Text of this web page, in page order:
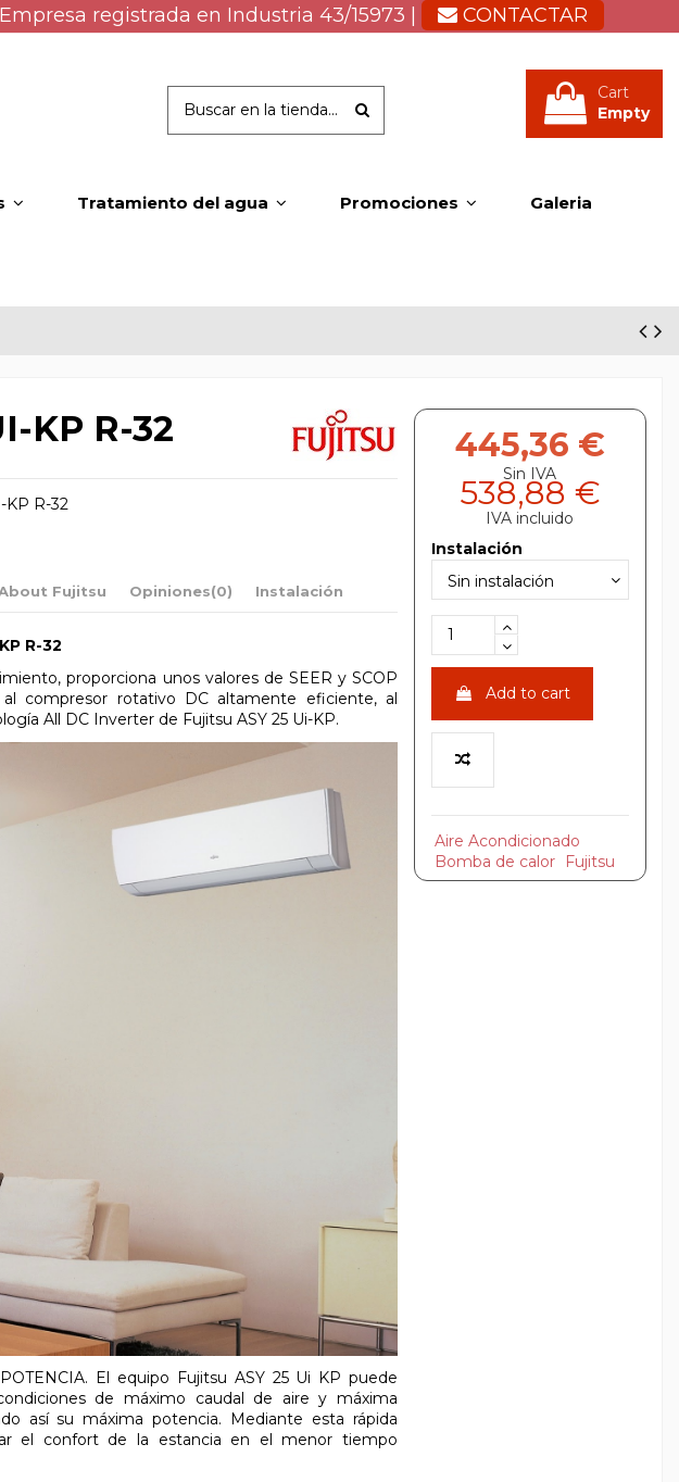
registrada en Industria 43/15973 | CONTACTAR
Cart
Empty
Tratamiento del agua Promociones Galeria
KP R-32
KP R-32
Fujitsu Opiniones(0) Instalación
R-32
proporciona unos valores de SEER y SCOP
al compresor rotativo DC altamente eficiente, al
All DC Inverter de Fujitsu ASY 25 Ui-KP.
El equipo Fujitsu ASY 25 Ui KP puede
de máximo caudal de aire y máxima
así su máxima potencia. Mediante esta rápida
el confort de la estancia en el menor tiempo
445,36 €
Sin IVA
538,88 €
IVA incluido
Instalación
Add to cart
Aire Acondicionado
Bomba de calor
Fujitsu